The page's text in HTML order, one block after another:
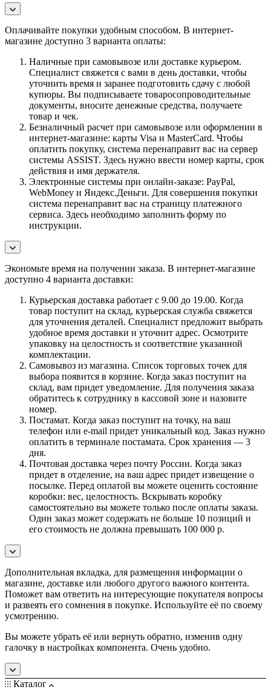
Оплачивайте покупки удобным способом. В интернет-
магазине доступно 3 варианта оплаты:
Наличные при самовывозе или доставке курьером.
Специалист свяжется с вами в день доставки, чтобы
уточнить время и заранее подготовить сдачу с любой
купюры. Вы подписываете товаросопроводительные
документы, вносите денежные средства, получаете
товар и чек.
Безналичный расчет при самовывозе или оформлении в
интернет-магазине: карты Visa и MasterCard. Чтобы
оплатить покупку, система перенаправит вас на сервер
системы ASSIST. Здесь нужно ввести номер карты, срок
действия и имя держателя.
Электронные системы при онлайн-заказе: PayPal,
WebMoney и Яндекс.Деньги. Для совершения покупки
система перенаправит вас на страницу платежного
сервиса. Здесь необходимо заполнить форму по
инструкции.
Экономьте время на получении заказа. В интернет-магазине
доступно 4 варианта доставки:
Курьерская доставка работает с 9.00 до 19.00. Когда
товар поступит на склад, курьерская служба свяжется
для уточнения деталей. Специалист предложит выбрать
удобное время доставки и уточнит адрес. Осмотрите
упаковку на целостность и соответствие указанной
комплектации.
Самовывоз из магазина. Список торговых точек для
выбора появится в корзине. Когда заказ поступит на
склад, вам придет уведомление. Для получения заказа
обратитесь к сотруднику в кассовой зоне и назовите
номер.
Постамат. Когда заказ поступит на точку, на ваш
телефон или e-mail придет уникальный код. Заказ нужно
оплатить в терминале постамата. Срок хранения — 3
дня.
Почтовая доставка через почту России. Когда заказ
придет в отделение, на ваш адрес придет извещение о
посылке. Перед оплатой вы можете оценить состояние
коробки: вес, целостность. Вскрывать коробку
самостоятельно вы можете только после оплаты заказа.
Один заказ может содержать не больше 10 позиций и
его стоимость не должна превышать 100 000 р.
Дополнительная вкладка, для размещения информации о
магазине, доставке или любого другого важного контента.
Поможет вам ответить на интересующие покупателя вопросы
и развеять его сомнения в покупке. Используйте её по своему
усмотрению.
Вы можете убрать её или вернуть обратно, изменив одну
галочку в настройках компонента. Очень удобно.
Каталог